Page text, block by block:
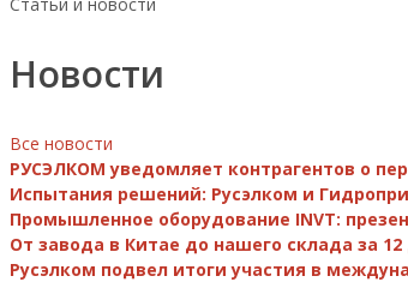
Новости
Все новости
РУСЭЛКОМ уведомляет контрагентов о
Испытания решений: Русэлком и
Промышленное оборудование INVT:
От завода в Китае до нашего склада за
Русэлком подвел итоги участия в